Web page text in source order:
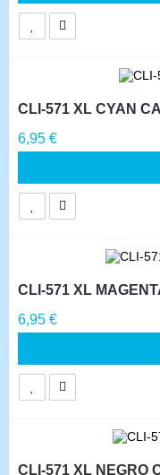
CLI-571 XL CYAN
Precio
6,95 €
CLI-571 XL
Precio
6,95 €
CLI-571 XL NEGRO